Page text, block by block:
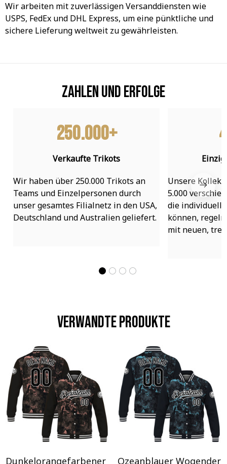
Wir arbeiten mit zuverlässigen Versanddiensten wie
USPS, FedEx und DHL Express, um eine pünktliche und
sichere Lieferung weltweit zu gewährleisten.
Zahlen und Erfolge
250.000+
Verkaufte Trikots
Wir haben über 250.000 Trikots an
Teams und Einzelpersonen durch
unser gesamtes Filialnetz in den USA,
Deutschland und Australien geliefert.
Unsere
5.000
die individuell
können,
mit neuen,
Verwandte Produkte
Dunkelorangefarbener
Ozeanblauer Wogender